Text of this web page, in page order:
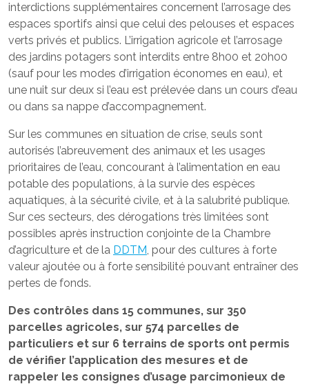
interdictions supplémentaires concernent l’arrosage des
espaces sportifs ainsi que celui des pelouses et espaces
verts privés et publics. L’irrigation agricole et l’arrosage
des jardins potagers sont interdits entre 8h00 et 20h00
(sauf pour les modes d’irrigation économes en eau), et
une nuit sur deux si l’eau est prélevée dans un cours d’eau
ou dans sa nappe d’accompagnement.
Sur les communes en situation de crise, seuls sont
autorisés l’abreuvement des animaux et les usages
prioritaires de l’eau, concourant à l’alimentation en eau
potable des populations, à la survie des espèces
aquatiques, à la sécurité civile, et à la salubrité publique.
Sur ces secteurs, des dérogations très limitées sont
possibles après instruction conjointe de la Chambre
d’agriculture et de la DDTM, pour des cultures à forte
valeur ajoutée ou à forte sensibilité pouvant entraîner des
pertes de fonds.
Des contrôles dans 15 communes, sur 350
parcelles agricoles, sur 574 parcelles de
particuliers et sur 6 terrains de sports ont permis
de vérifier l’application des mesures et de
rappeler les consignes d’usage parcimonieux de